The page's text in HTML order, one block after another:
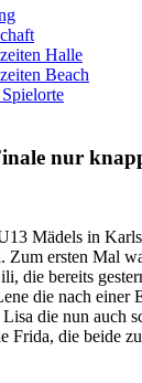
Halle
Beach
nur
Mädels in
Zum ersten Mal
die bereits
die nach einer
die nun auch
Frida, die beide